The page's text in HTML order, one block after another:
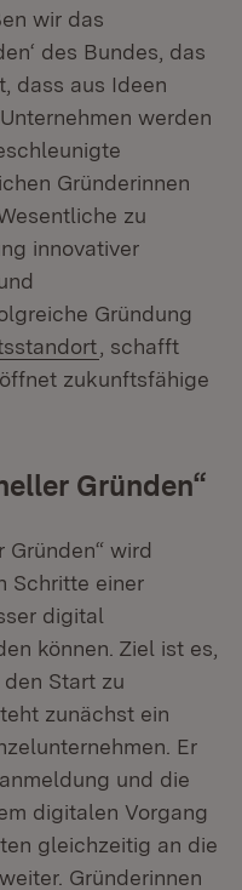
wir das
des Bundes, das
dass aus Ideen
werden
Gründerinnen
zu
innovativer
Gründung
(Öffnet in
, schafft
zukunftsfähige
Gründen“
Gründen“ wird
Schritte einer
digital
können. Ziel ist es,
Start zu
zunächst ein
Er
und die
digitalen Vorgang
gleichzeitig an die
Gründerinnen